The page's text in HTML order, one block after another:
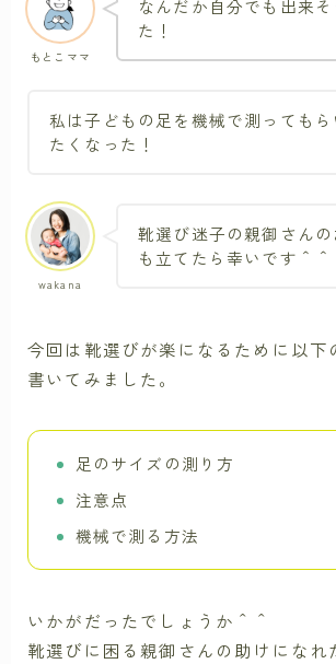
もとこママ
なんだか自分でも出来
た！
私は子どもの足を機械で測ってもら
たくなった！
wakana
靴選び迷子の親御さん
も立てたら幸いです＾＾
今回は靴選びが楽になるために以下
書いてみました。
足のサイズの測り方
注意点
機械で測る方法
いかがだったでしょうか＾＾
靴選びに困る親御さんの助けになれ